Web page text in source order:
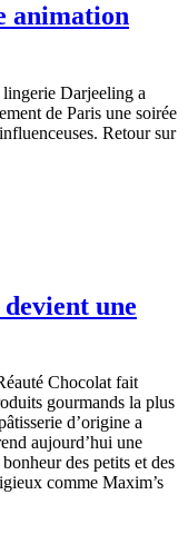
animation
Darjeeling a
de Paris une soirée
Retour sur
une
Chocolat fait
gourmands la plus
d’origine a
aujourd’hui une
des petits et des
comme Maxim’s